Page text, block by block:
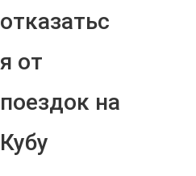
отказатьс
я от
поездок на
Кубу